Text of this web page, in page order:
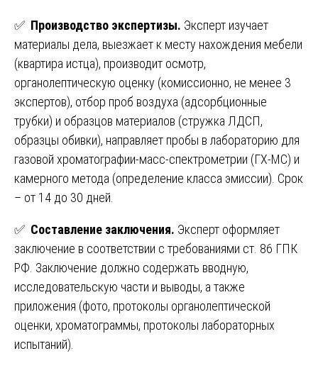
✅ Производство экспертизы. Эксперт изучает
материалы дела, выезжает к месту нахождения мебели
(квартира истца), производит осмотр,
органолептическую оценку (комиссионно, не менее 3
экспертов), отбор проб воздуха (адсорбционные
трубки) и образцов материалов (стружка ЛДСП,
образцы обивки), направляет пробы в лабораторию для
газовой хроматографии-масс-спектрометрии (ГХ-МС) и
камерного метода (определение класса эмиссии). Срок
– от 14 до 30 дней.
✅ Составление заключения. Эксперт оформляет
заключение в соответствии с требованиями ст. 86 ГПК
РФ. Заключение должно содержать вводную,
исследовательскую части и выводы, а также
приложения (фото, протоколы органолептической
оценки, хроматограммы, протоколы лабораторных
испытаний).